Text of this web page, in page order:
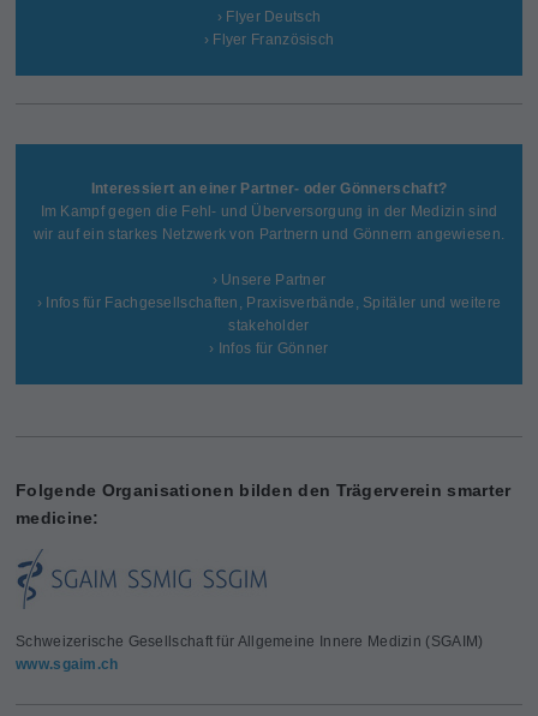
› Flyer Deutsch
› Flyer Französisch
Interessiert an einer Partner- oder Gönnerschaft?
Im Kampf gegen die Fehl- und Überversorgung in der Medizin sind
wir auf ein starkes Netzwerk von Partnern und Gönnern angewiesen.
› Unsere Partner
› Infos für Fachgesellschaften, Praxisverbände, Spitäler und weitere
stakeholder
› Infos für Gönner
Folgende Organisationen bilden den Trägerverein smarter
medicine:
Schweizerische Gesellschaft für Allgemeine Innere Medizin (SGAIM)
www.sgaim.ch